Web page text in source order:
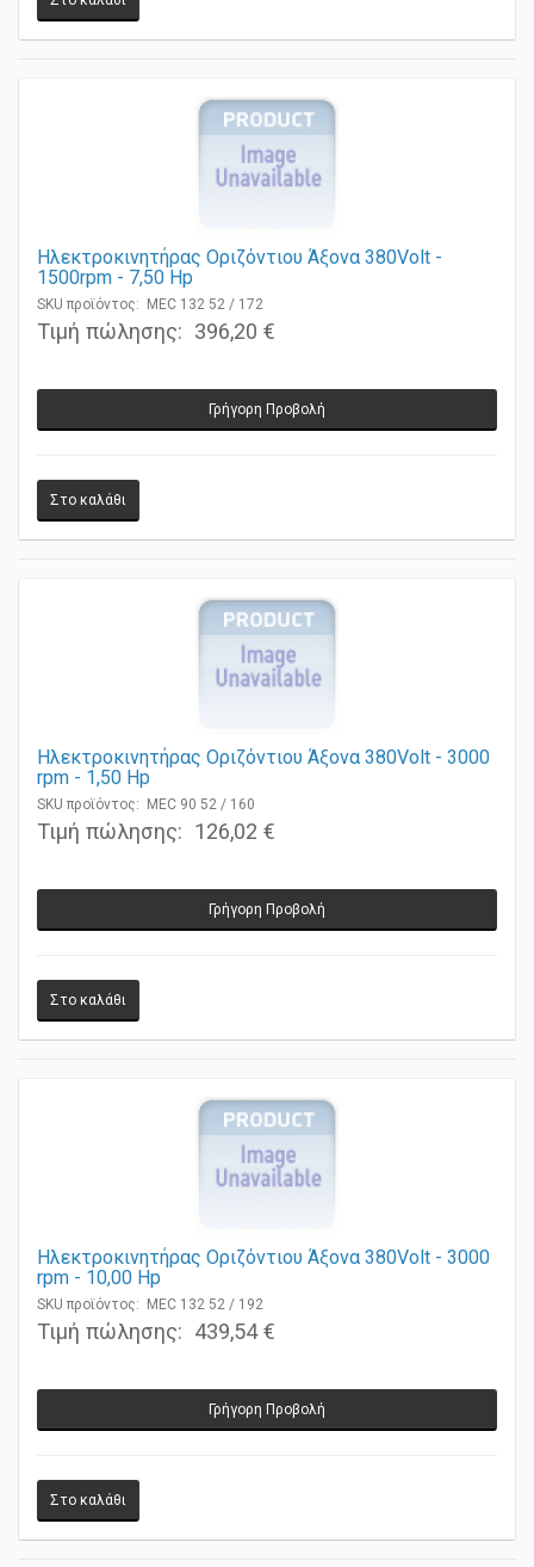
Ηλεκτροκινητήρας Οριζόντιου Άξονα 380Volt -
1500rpm - 7,50 Ηp
SKU προϊόντος: MEC 132 52 / 172
Τιμή πώλησης: 396,20 €
Ηλεκτροκινητήρας Οριζόντιου Άξονα 380Volt - 3000
rpm - 1,50 Ηp
SKU προϊόντος: MEC 90 52 / 160
Τιμή πώλησης: 126,02 €
Ηλεκτροκινητήρας Οριζόντιου Άξονα 380Volt - 3000
rpm - 10,00 Ηp
SKU προϊόντος: MEC 132 52 / 192
Τιμή πώλησης: 439,54 €